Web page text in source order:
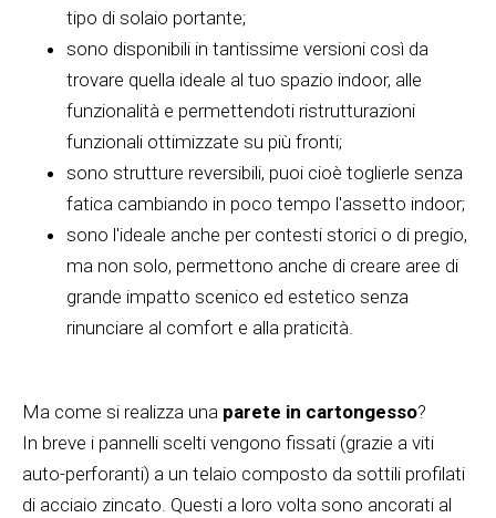
tipo di solaio portante;
sono disponibili in tantissime versioni così da
trovare quella ideale al tuo spazio indoor, alle
funzionalità e permettendoti ristrutturazioni
funzionali ottimizzate su più fronti;
sono strutture reversibili, puoi cioè toglierle senza
fatica cambiando in poco tempo l'assetto indoor;
sono l'ideale anche per contesti storici o di pregio,
ma non solo, permettono anche di creare aree di
grande impatto scenico ed estetico senza
rinunciare al comfort e alla praticità.
Ma come si realizza una parete in cartongesso?
In breve i pannelli scelti vengono fissati (grazie a viti
auto-perforanti) a un telaio composto da sottili profilati
di acciaio zincato. Questi a loro volta sono ancorati al